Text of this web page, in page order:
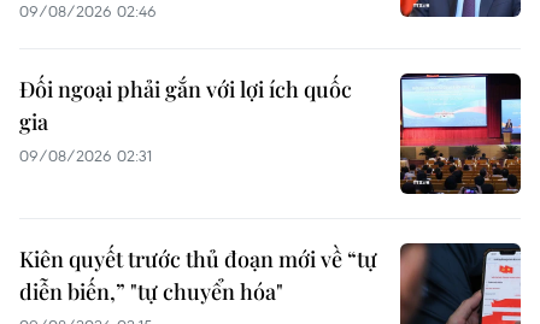
09/08/2026 02:46
Đối ngoại phải gắn với lợi ích quốc
gia
09/08/2026 02:31
Kiên quyết trước thủ đoạn mới về “tự
diễn biến,” "tự chuyển hóa"